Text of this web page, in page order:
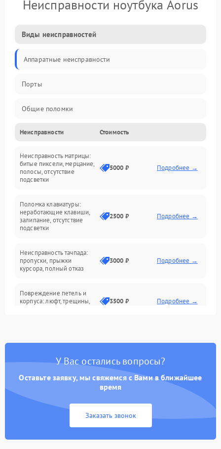
Неисправности ноутбука Aorus
Виды неисправностей
Аппаратные неисправности
Порты
Общие поломки
Устройства
Программные ошибки
Электрические и системные сбои
Интерфейсные проблемы
Батарея
Сеть и интернет
Неисправности Стоимость
Неисправность матрицы:
битые пиксели, мерцание,
полосы, отсутствие
подсветки
5000 ₽ Подробнее →
Поломка клавиатуры:
неработающие клавиши,
залипание, отсутствие
подсветки
2500 ₽ Подробнее →
Неисправность тачпада:
пропуски, прыжки
курсора, полный отказ
3000 ₽ Подробнее →
Повреждение петель и
корпуса: люфт, трещины,
3500 ₽ Подробнее →
быстрая разрядка,
Неисправность зарядного
питания
2000 ₽ Подробнее →
неисправности кулера
У Вас остались вопросы?
Оставьте заявку, мы свяжемся с Вами в ближайшее
время
Заказать звонок